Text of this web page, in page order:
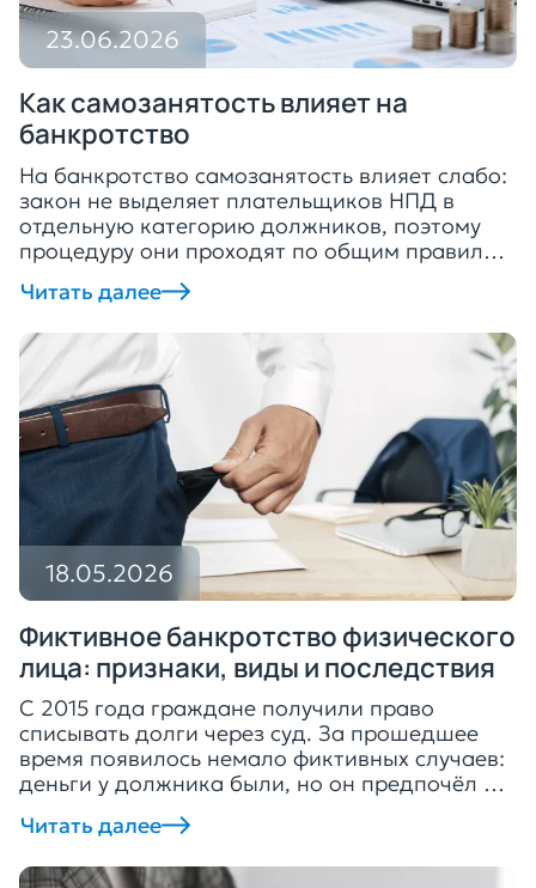
23.06.2026
Как самозанятость влияет на
банкротство
На банкротство самозанятость влияет слабо:
закон не выделяет плательщиков НПД в
отдельную категорию должников, поэтому
процедуру они проходят по общим правилам
банкротства граждан. Налог на
профессиональный доход можно платить
вовремя до копейки, но кредиты, займы и
расписки от этого не исчезнут — рано или
поздно встаёт вопрос, как самозанятость
влияет на банкротство физического лица.
Перед […]
Читать далее
18.05.2026
Фиктивное банкротство физического
лица: признаки, виды и последствия
С 2015 года граждане получили право
списывать долги через суд. За прошедшее
время появилось немало фиктивных случаев:
деньги у должника были, но он предпочёл их
УК РФ предусмотрены конкретные нормы
Читать далее